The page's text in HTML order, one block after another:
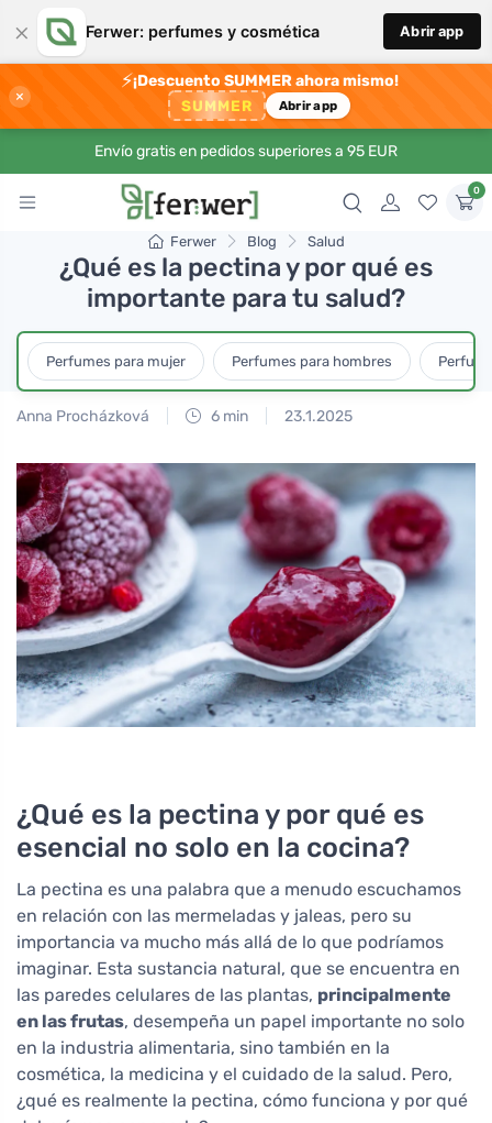
× Ferwer: perfumes y cosmética Abrir app
×
⚡¡Descuento SUMMER ahora mismo!
SUMMER Abrir app
Envío gratis en pedidos superiores a 95 EUR
0
Ferwer Blog Salud
¿Qué es la pectina y por qué es
importante para tu salud?
Perfumes para mujer Perfumes para hombres
Anna Procházková 6 min 23.1.2025
¿Qué es la pectina y por qué es
esencial no solo en la cocina?
La pectina es una palabra que a menudo escuchamos
en relación con las mermeladas y jaleas, pero su
importancia va mucho más allá de lo que podríamos
imaginar. Esta sustancia natural, que se encuentra en
las paredes celulares de las plantas, principalmente
en las frutas, desempeña un papel importante no solo
en la industria alimentaria, sino también en la
cosmética, la medicina y el cuidado de la salud. Pero,
¿qué es realmente la pectina, cómo funciona y por qué